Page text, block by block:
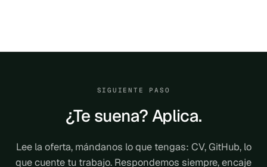
SIGUIENTE PASO
¿Te suena? Aplica.
Lee la oferta, mándanos lo que tengas: CV, GitHub, lo
que cuente tu trabajo. Respondemos siempre, encaje